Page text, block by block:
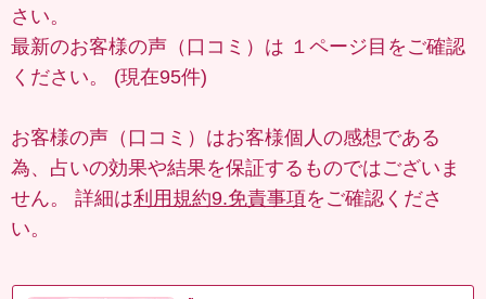
さい。
最新のお客様の声（口コミ）は １ページ目 をご確認
ください。 (現在95件)
お客様の声（口コミ）はお客様個人の感想である
為、占いの効果や結果を保証するものではございま
せん。 詳細は利用規約9.免責事項をご確認くださ
い。